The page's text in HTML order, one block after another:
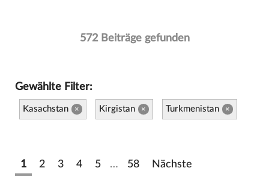
572 Beiträge gefunden
Gewählte Filter:
Kasachstan × Kirgistan × Turkmenistan ×
1 2 3 4 5 … 58 Nächste